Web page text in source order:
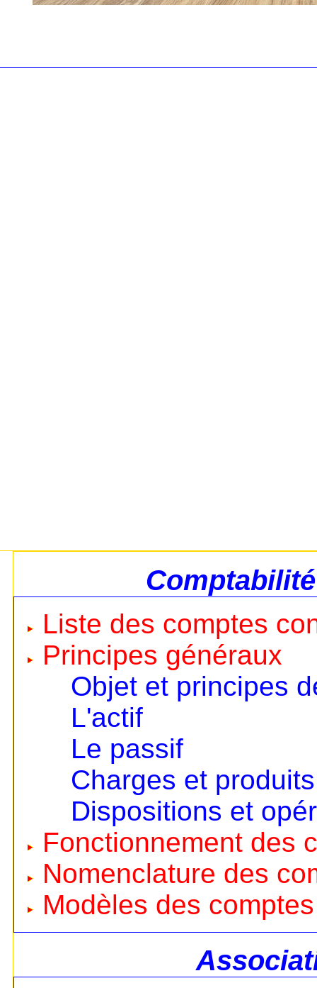
Liste des comptes
Principes généraux
Objet et principes
L'actif
Le passif
Charges et produits
Dispositions et
Fonctionnement des
Nomenclature des
Modèles des